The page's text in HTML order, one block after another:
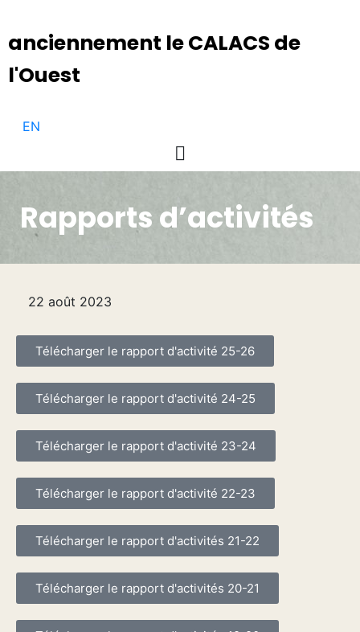
anciennement le CALACS de
l'Ouest
EN
Rapports d’activités
22 août 2023
Télécharger le rapport d'activité 25-26
Télécharger le rapport d'activité 24-25
Télécharger le rapport d'activité 23-24
Télécharger le rapport d'activité 22-23
Télécharger le rapport d'activités 21-22
Télécharger le rapport d'activités 20-21